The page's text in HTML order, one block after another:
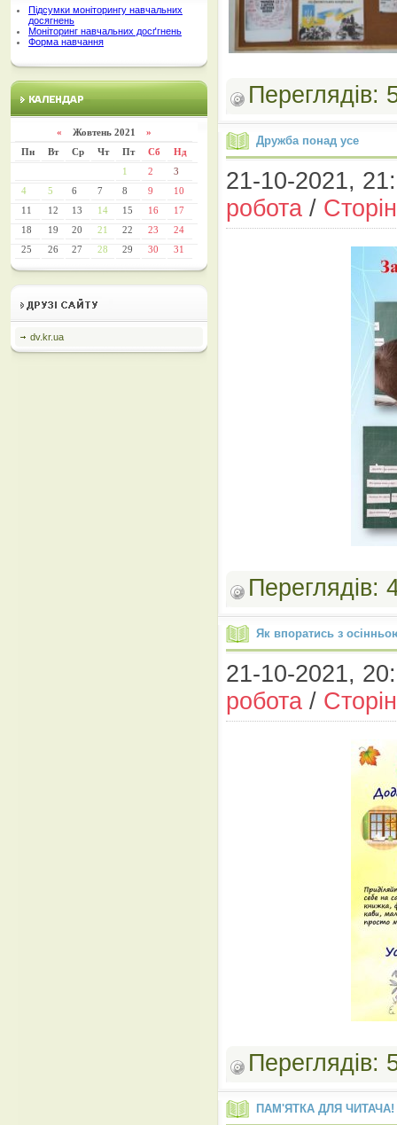
Підсумки моніторингу навчальних
досягнень
Моніторинг навчальних досґгнень
Форма навчання
« Жовтень 2021 »
Пн
Вт Ср Чт Пт Сб
Нд
1
2
3
4
5 6 7 8 9
10
11
12 13 14 15 16
17
18
19 20 21 22 23
24
25
26 27 28 29 30 31
dv.kr.ua
Дружба понад усе
21-10-2021,
робота /
Як впоратись з
21-10-2021,
робота /
ПАМ'ЯТКА ДЛЯ ЧИТАЧА!